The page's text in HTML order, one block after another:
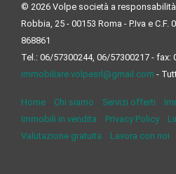
© 2026 Volpe società a
Robbia, 25 - 00153 Roma - P.Iva e C.F.
868861
Tel.: 06/57300244, 06/57300217 - fax:
immobiliare.volpesrl@gmail.com -
Home Chi siamo Servizi offerti
Immobili in vendita
Privacy Policy
Valutazione gratuita
Lavora con noi